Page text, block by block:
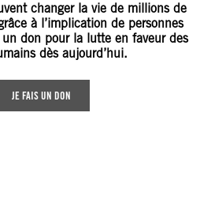
changer la vie de millions de
à l’implication de personnes
don pour la lutte en faveur des
dès aujourd’hui.
JE FAIS UN DON